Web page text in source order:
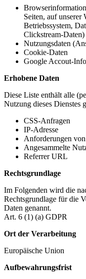
Seiten, auf unserer
Betriebssystem,
Clickstream-Daten)
Nutzungsdaten
Cookie-Daten
Google Accout-
Erhobene Daten
Diese Liste enthält alle
Nutzung dieses Dienstes
CSS-Anfragen
IP-Adresse
Anforderungen
Angesammelte
Referrer URL
Rechtsgrundlage
Im Folgenden wird die
Rechtsgrundlage für die
Daten genannt.
Art. 6 (1) (a) GDPR
Ort der Verarbeitung
Europäische Union
Aufbewahrungsfrist